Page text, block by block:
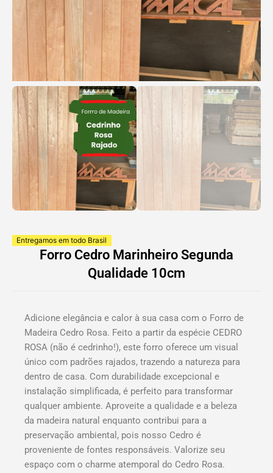
Entregamos em todo Brasil
Forro Cedro Marinheiro Segunda
Qualidade 10cm
Adicione elegância e calor à sua casa com o Forro de
Madeira Cedro Rosa. Feito a partir da espécie CEDRO
ROSA (não é cedrinho!), este forro oferece um visual
único com padrões rajados, trazendo a natureza para
dentro de casa. Com durabilidade excepcional e
instalação simplificada, é perfeito para transformar
qualquer ambiente. Aproveite a qualidade e a beleza
da madeira natural enquanto contribui para a
preservação ambiental, pois nosso Cedro é
proveniente de fontes responsáveis. Valorize seu
espaço com o charme atemporal do Cedro Rosa.